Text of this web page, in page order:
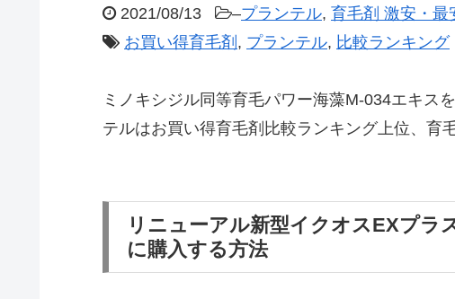
2021/08/13 –プランテル, 育毛剤 激安・最
お買い得育毛剤 , プランテル, 比較ランキング
ミノキシジル同等育毛パワー海藻M-034エキス
テルはお買い得育毛剤比較ランキング上位、育
リニューアル新型イクオスEXプラ
に購入する方法